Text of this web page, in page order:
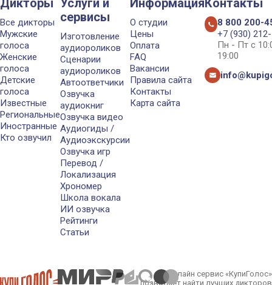
Дикторы
Все дикторы
Мужские
голоса
Женские
голоса
Детские
голоса
Известные
Региональные
Иностранные
Кто озвучил
Услуги и
сервисы
Изготовление
аудиороликов
Сценарии
аудиороликов
Автоответчики
Озвучка
аудиокниг
Озвучка видео
Аудиогиды /
Аудиоэкскурсии
Озвучка игр
Перевод /
Локализация
Хрономер
Школа вокала
ИИ озвучка
Рейтинги
Статьи
Информация
О студии
Цены
Оплата
FAQ
Вакансии
Правила сайта
Контакты
Карта сайта
Контакты
8 800 200-
+7 (930)
Пн - Пт с
19:00
Онлайн сервис «КупиГолос»
позволяет найти лучших дикторов